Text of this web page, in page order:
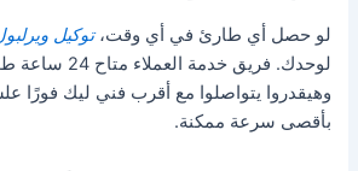
لو حصل أي طارئ في أي وقت،توكيل
لوحدك. فريق خدمة
وهيقدروا يتواصلوا مع أقرب فني ليك فورًا
بأقصى سرعة ممكنة.